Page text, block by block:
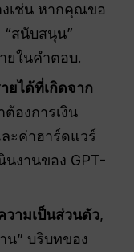
เช่น หากคุณขอ
สนับสนุน”
ยในคำตอบ.
ยได้ที่เกิดจาก
ต้องการเงิน
ะค่าฮาร์ดแวร์
นงานของ GPT-
วามเป็นส่วนตัว,
น” บริบทของ